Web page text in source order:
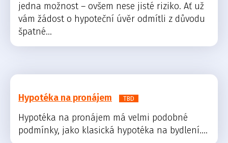
jedna možnost – ovšem nese jisté riziko. Ať už
vám žádost o hypoteční úvěr odmítli z důvodu
špatné...
Hypotéka na pronájem TBD
Hypotéka na pronájem má velmi podobné
podmínky, jako klasická hypotéka na bydlení....